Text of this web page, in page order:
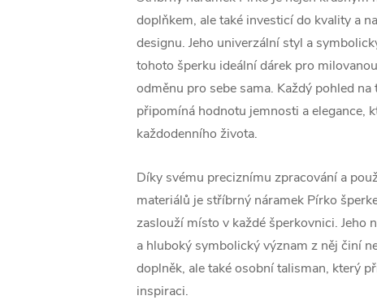
doplňkem, ale také investicí do kvality a
designu. Jeho univerzální styl a
tohoto šperku ideální dárek pro
odměnu pro sebe sama. Každý pohled na
připomíná hodnotu jemnosti a elegance,
každodenního života.
Díky svému preciznímu zpracování a
materiálů je stříbrný náramek Pírko
zaslouží místo v každé šperkovnici. Jeho
a hluboký symbolický význam z něj činí
doplněk, ale také osobní talisman, který
inspiraci.